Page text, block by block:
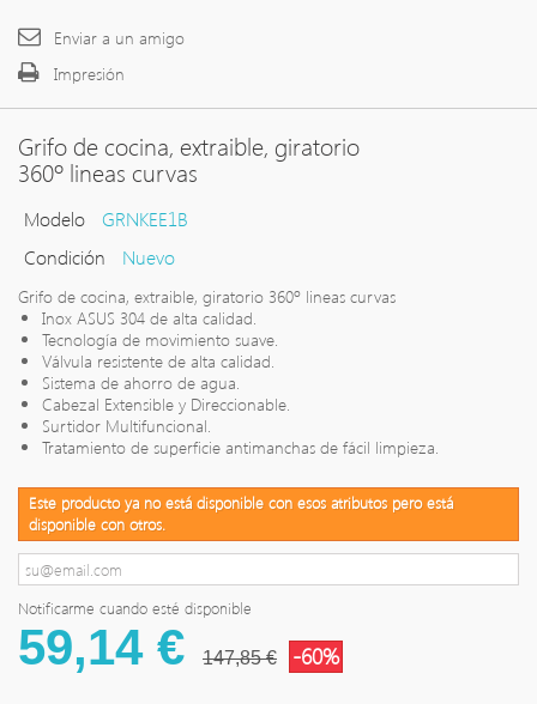
Enviar a un amigo
Impresión
Grifo de cocina, extraible, giratorio
360º lineas curvas
Modelo
GRNKEE1B
Condición
Nuevo
Grifo de cocina, extraible, giratorio 360º lineas curvas
Inox ASUS 304 de alta calidad.
Tecnología de movimiento suave.
Válvula resistente de alta calidad.
Sistema de ahorro de agua.
Cabezal Extensible y Direccionable.
Surtidor Multifuncional.
Tratamiento de superficie antimanchas de fácil limpieza.
Este producto ya no está disponible con esos atributos pero está
disponible con otros.
Notificarme cuando esté disponible
59,14 € 147,85 € -60%